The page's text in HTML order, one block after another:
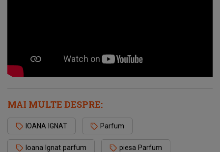
MAI MULTE DESPRE:
IOANA IGNAT Parfum
Ioana Ignat parfum piesa Parfum